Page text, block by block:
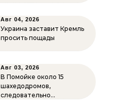
Авг 04, 2026
Украина заставит Кремль
просить пощады
Авг 03, 2026
В Помойке около 15
шахедодромов,
следовательно…